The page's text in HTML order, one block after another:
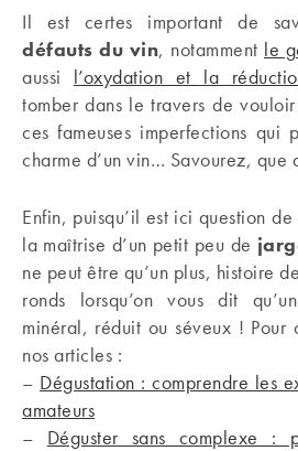
Il est certes important de
défauts du vin, notamment le
aussi l’oxydation et la
tomber dans le travers de
ces fameuses imperfections qui
charme d’un vin… Savourez, que
Enfin, puisqu’il est ici question
la maîtrise d’un petit peu de
ne peut être qu’un plus, histoire
ronds lorsqu’on vous dit
minéral, réduit ou séveux ! Pour
nos articles :
– Dégustation : comprendre les
amateurs
– Déguster sans complexe :